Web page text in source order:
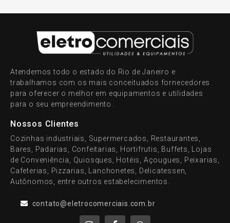
Atendemos todo o estado do Rio de Janeiro e
trabalhamos com os mais conceituados fornecedores
para oferecer o melhor em equipamentos e utilidades
para o seu empreendimento.
Nossos Clientes
Cozinhas industriais, Supermercados, Restaurantes,
Bares, Padarias, Confeitarias, Hortifrutis, Buffets, Lojas
de Conveniência, Quiosques, Hotéis, Açougues, Peixarias,
Cafeterias, Pizzarias, Lanchonetes, Delicatessen,
Autônomos, entre outros estabelecimentos.
contato@eletrocomerciais.com.br